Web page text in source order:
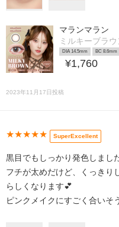
マランマラン
ミルキーブラウ
DIA 14.5mm BC 8.6mm
¥1,760
2023年11月17日投稿
★★★★★ SuperExcellent
黒目でもしっかり発色しまし
フチが太めだけど、くっきり
らしくなります💕
ピンクメイクにすごく合いそ